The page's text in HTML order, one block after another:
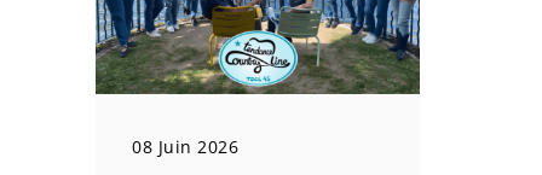
08 Juin 2026